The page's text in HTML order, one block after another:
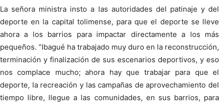
La señora ministra insto a las autoridades del patinaje y del
deporte en la capital tolimense, para que el deporte se lleve
ahora a los barrios para impactar directamente a los más
pequeños. “Ibagué ha trabajado muy duro en la reconstrucción,
terminación y finalización de sus escenarios deportivos, y eso
nos complace mucho; ahora hay que trabajar para que el
deporte, la recreación y las campañas de aprovechamiento del
tiempo libre, llegue a las comunidades, en sus barrios, para